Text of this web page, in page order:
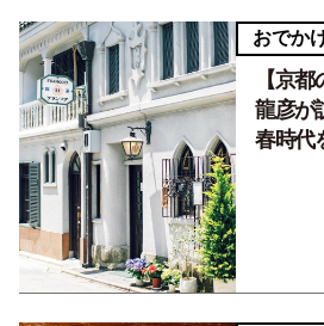
おでか
【京
龍彦が
春時代